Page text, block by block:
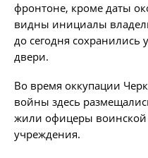
фронтоне, кроме даты
видны инициалы
до сегодня
двери.
Во время оккупации
войны здесь
жили офицеры воинской
учреждения.